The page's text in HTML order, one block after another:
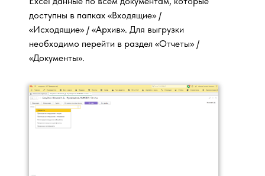
доступны в папках «Входящие» /
«Исходящие» / «Архив». Для выгрузки
необходимо перейти в раздел «Отчеты» /
«Документы».